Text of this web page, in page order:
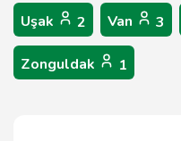
Uşak 2 Van 3
Zonguldak 1